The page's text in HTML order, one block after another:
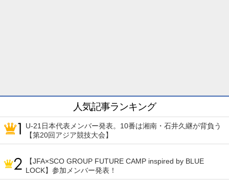
人気記事ランキング
U-21日本代表メンバー発表。10番は湘南・石井久継が背負う
【第20回アジア競技大会】
【JFA×SCO GROUP FUTURE CAMP inspired by BLUE
LOCK】参加メンバー発表！